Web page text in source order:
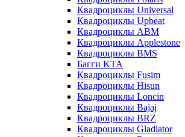
Квадроциклы Universal
Квадроциклы Upbeat
Квадроциклы ABM
Квадроциклы Applestone
Квадроциклы BMS
Багги KTA
Квадроциклы Fusim
Квадроциклы Hisun
Квадроциклы Loncin
Квадроциклы Bajaj
Квадроциклы BRZ
Квадроциклы Gladiator